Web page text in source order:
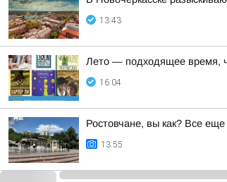
13:43
Лето — подходящее время,
16:04
Ростовчане, вы как? Все
13:55